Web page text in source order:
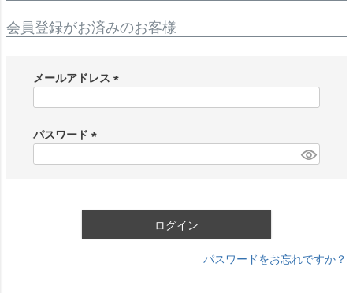
会員登録がお済みのお客様
メールアドレス
)
パスワード
ログイン
パスワードをお忘れですか？